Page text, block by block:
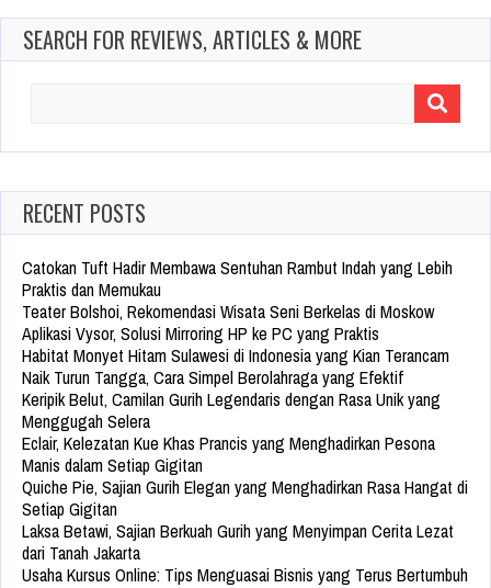
SEARCH FOR REVIEWS, ARTICLES & MORE
RECENT POSTS
Catokan Tuft Hadir Membawa Sentuhan Rambut Indah yang Lebih
Praktis dan Memukau
Teater Bolshoi, Rekomendasi Wisata Seni Berkelas di Moskow
Aplikasi Vysor, Solusi Mirroring HP ke PC yang Praktis
Habitat Monyet Hitam Sulawesi di Indonesia yang Kian Terancam
Naik Turun Tangga, Cara Simpel Berolahraga yang Efektif
Keripik Belut, Camilan Gurih Legendaris dengan Rasa Unik yang
Menggugah Selera
Eclair, Kelezatan Kue Khas Prancis yang Menghadirkan Pesona
Manis dalam Setiap Gigitan
Quiche Pie, Sajian Gurih Elegan yang Menghadirkan Rasa Hangat di
Setiap Gigitan
Laksa Betawi, Sajian Berkuah Gurih yang Menyimpan Cerita Lezat
dari Tanah Jakarta
Usaha Kursus Online: Tips Menguasai Bisnis yang Terus Bertumbuh